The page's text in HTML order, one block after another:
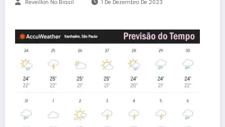
Reveillon No Brasil 1 De Dezembro De 2023